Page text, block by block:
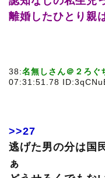
離婚したひとり親
38:名無しさん＠２ろぐ
07:31:51.78
>>27
逃げた男の分は国
ぁ